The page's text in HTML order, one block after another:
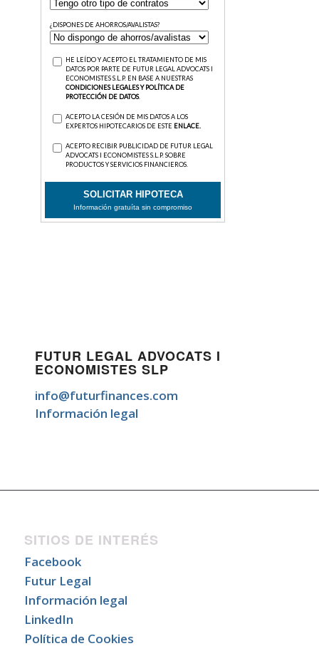
FUTUR LEGAL ADVOCATS I
ECONOMISTES SLP
info@futurfinances.com
Información legal
SITIOS DE INTERÉS
Facebook
Futur Legal
Información legal
LinkedIn
Política de Cookies